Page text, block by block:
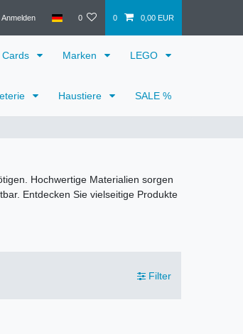
Anmelden 0 0 0,00 EUR
Marken LEGO
Haustiere SALE %
Hochwertige Materialien sorgen
Entdecken Sie vielseitige Produkte
Filter